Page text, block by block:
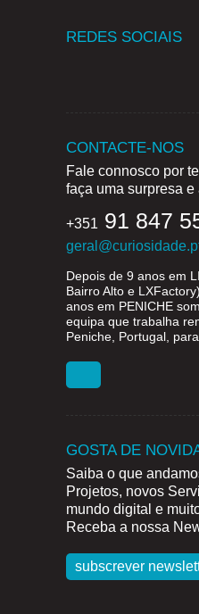
REDES SOCIAIS
CONTACTE-NOS
Fale connosco por
faça uma surpresa e
+351 91 847
Depois de 9 anos em
Bairro Alto e
anos em PENICHE
equipa que trabalha
Peniche, Portugal,
GOSTA DE
Saiba o que
Projetos, novos
mundo digital e
Receba a nossa
subscrever